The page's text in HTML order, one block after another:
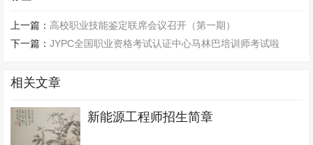
上一篇： 高校职业技能鉴定联席会议召开（第一期）
下一篇：JYPC全国职业资格考试认证中心马林巴培训师考试啦
相关文章
新能源工程师招生简章